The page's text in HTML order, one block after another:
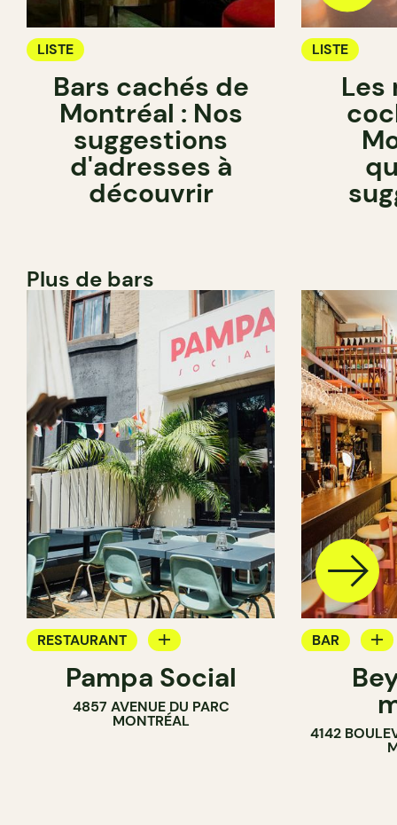
LISTE
Bars cachés de
Montréal : Nos
suggestions
d'adresses à
découvrir
LISTE
Les
Plus de bars
RESTAURANT
CAFÉPampa Social
4857 AVENUE DU PARC
MONTRÉAL
BAR
CAVISTE
4142